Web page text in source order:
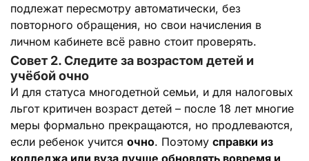
подлежат пересмотру автоматически, без
повторного обращения, но свои начисления в
личном кабинете всё равно стоит проверять.
Совет 2. Следите за возрастом детей и
учёбой очно
И для статуса многодетной семьи, и для налоговых
льгот критичен возраст детей – после 18 лет многие
меры формально прекращаются, но продлеваются,
если ребенок учится очно. Поэтому справки из